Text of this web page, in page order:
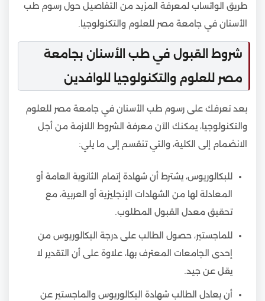
طريق الواتساب لمعرفة المزيد من التفاصيل حول رسوم طب
الأسنان في جامعة مصر للعلوم والتكنولوجيا.
شروط القبول في طب الأسنان بجامعة
مصر للعلوم والتكنولوجيا للوافدين
بعد تعرفك على رسوم طب الأسنان في جامعة مصر للعلوم
والتكنولوجيا، يمكنك الآن معرفة الشروط اللازمة من أجل
الانضمام إلى الكلية، والتي تنقسم إلى ما يلي:
للبكالوريوس، يشترط أن شهادة إتمام الثانوية العامة أو
المعادلة لها من الشهادات الإنجليزية أو العربية، مع
تحقيق معدل القبول المطلوب.
للماجستير، حصول الطالب على درجة البكالوريوس من
إحدى الجامعات المعترف بها، علاوة على أن التقدير لا
يقل عن جيد.
أن يعادل الطالب شهادة البكالوريوس والماجستير عن